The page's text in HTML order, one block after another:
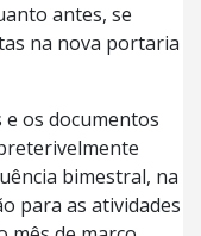
antes, se
na nova portaria
os documentos
bimestral, na
para as atividades